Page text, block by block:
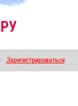
РУ
Зарегистрироваться